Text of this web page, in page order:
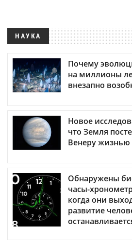
НАУКА
Почему
на миллионы
внезапно
Новое
что Земля
Венеру жизнью
Обнаружены
часы-
когда они
развитие